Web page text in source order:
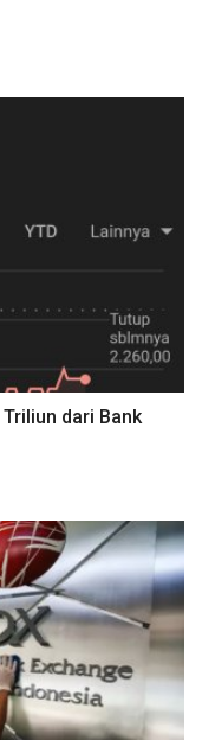
dari Bank